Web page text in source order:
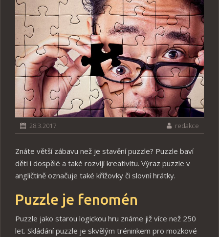
28.3.2017 redakce
Znáte větší zábavu než je stavění puzzle? Puzzle baví
děti i dospělé a také rozvíjí kreativitu. Výraz puzzle v
angličtině označuje také křížovky či slovní hrátky.
Puzzle je fenomén
Puzzle jako starou logickou hru známe již více než 250
let. Skládání puzzle je skvělým tréninkem pro mozkové